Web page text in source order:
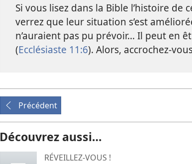
Si vous lisez dans la Bible l’histoire de
verrez que leur situation s’est
n’auraient pas pu prévoir... Il peut en
(Ecclésiaste 11:6). Alors, accrochez-
Précédent
Découvrez aussi…
RÉVEILLEZ-VOUS !